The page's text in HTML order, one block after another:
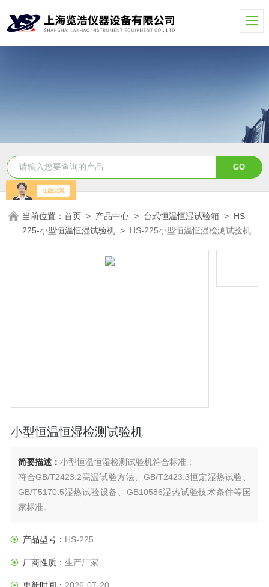
当前位置：首页 > 产品中心 > 台式恒温恒湿试验箱 > HS-
225-小型恒温恒湿试验机 > HS-225小型恒温恒湿检测试验机
小型恒温恒湿检测试验机
简要描述： 小型恒温恒湿检测试验机符合标准：
符合GB/T2423.2高温试验方法、GB/T2423.3恒定湿热试验、
GB/T5170.5湿热试验设备、GB10586湿热试验技术条件等国
家标准。
产品型号： HS-225
厂商性质： 生产厂家
更新时间： 2026-07-20